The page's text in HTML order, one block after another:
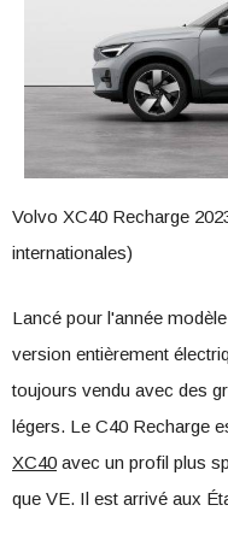
Volvo XC40 Recharge
internationales)
Lancé pour l'année
version entièrement
toujours vendu avec des
légers. Le C40 Recharge
XC40 avec un profil plus
que VE. Il est arrivé aux